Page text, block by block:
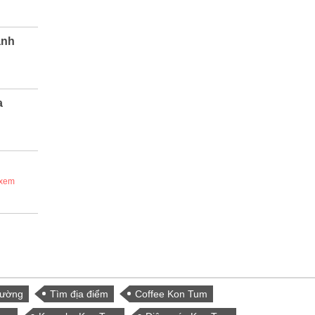
Tìm địa điểm
Coffee Kon Tum